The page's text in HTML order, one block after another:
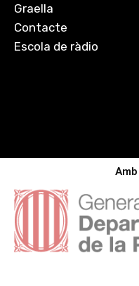
Graella
Contacte
Escola de ràdio